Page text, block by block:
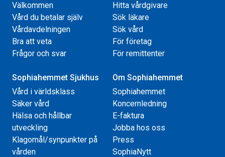
Välkommen
Vård du betalar själv
Vårdavdelningen
Bra att veta
Frågor och svar
Hitta vårdgivare
Sök läkare
Sök vård
För företag
För remittenter
Sophiahemmet Sjukhus
Vård i världsklass
Säker vård
Hälsa och hållbar
utveckling
Klagomål/synpunkter på
vården
Om Sophiahemmet
Sophiahemmet
Koncernledning
E-faktura
Jobba hos oss
Press
SophiaNytt